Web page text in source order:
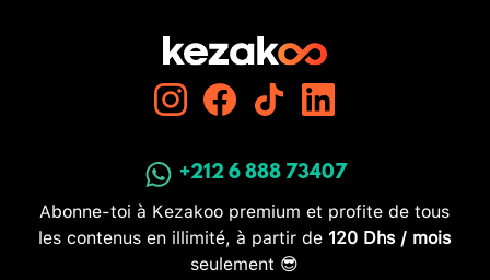
+212 6 888 73407
Abonne-toi à Kezakoo premium et profite de tous
les contenus en illimité, à partir de 120 Dhs / mois
seulement 😎